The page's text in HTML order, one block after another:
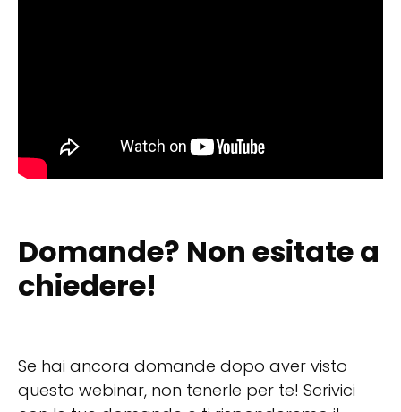
Domande? Non esitate a
chiedere!
Se hai ancora domande dopo aver visto
questo webinar, non tenerle per te! Scrivici